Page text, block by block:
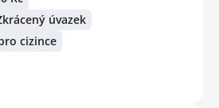
úvazek
cizince